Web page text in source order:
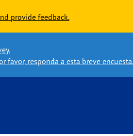
provide feedback.
favor, responda a esta breve encuesta.